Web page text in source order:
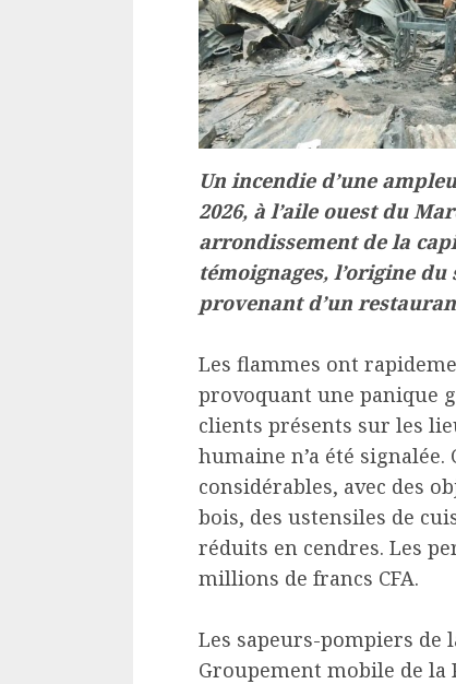
Un incendie d’une
2026, à l’aile ouest du
arrondissement de la
témoignages, l’origine
provenant d’un
Les flammes ont
provoquant une panique
clients présents sur les
humaine n’a été
considérables, avec des
bois, des ustensiles de
réduits en cendres. Les
millions de francs CFA.
Les sapeurs-pompiers de
Groupement mobile de